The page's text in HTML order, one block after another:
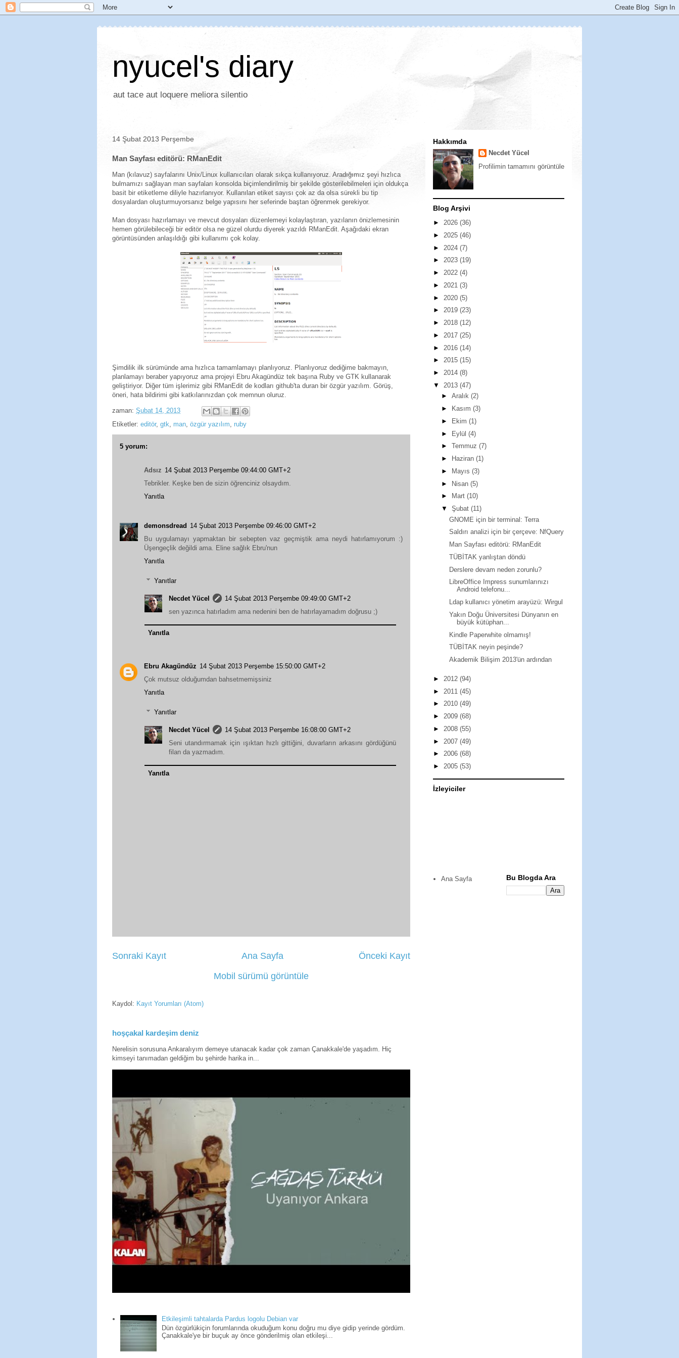
nyucel's diary
aut tace aut loquere meliora silentio
14 Şubat 2013 Perşembe
Man Sayfası editörü: RManEdit
Man (kılavuz) sayfalarını Unix/Linux kullanıcıları olarak sıkça kullanıyoruz. Aradığımız şeyi hızlıca
bulmamızı sağlayan man sayfaları konsolda biçimlendirilmiş bir şekilde gösterilebilmeleri için oldukça
basit bir etiketleme diliyle hazırlanıyor. Kullanılan etiket sayısı çok az da olsa sürekli bu tip
dosyalardan oluşturmuyorsanız belge yapısını her seferinde baştan öğrenmek gerekiyor.
Man dosyası hazırlamayı ve mevcut dosyaları düzenlemeyi kolaylaştıran, yazılanın önizlemesinin
hemen görülebileceği bir editör olsa ne güzel olurdu diyerek yazıldı RManEdit. Aşağıdaki ekran
görüntüsünden anlaşıldığı gibi kullanımı çok kolay.
Şimdilik ilk sürümünde ama hızlıca tamamlamayı planlıyoruz. Planlıyoruz dediğime bakmayın,
planlamayı beraber yapıyoruz ama projeyi Ebru Akagündüz tek başına Ruby ve GTK kullanarak
geliştiriyor. Diğer tüm işlerimiz gibi RManEdit de kodları github'ta duran bir özgür yazılım. Görüş,
öneri, hata bildirimi gibi katkılarınızdan çok memnun oluruz.
zaman: Şubat 14, 2013
Etiketler: editör, gtk, man, özgür yazılım, ruby
5 yorum:
Adsız 14 Şubat 2013 Perşembe 09:44:00 GMT+2
Tebrikler. Keşke ben de sizin öğrenciniz olsaydım.
Yanıtla
demonsdread 14 Şubat 2013 Perşembe 09:46:00 GMT+2
Bu uygulamayı yapmaktan bir sebepten vaz geçmiştik ama neydi hatırlamıyorum :)
Üşengeçlik değildi ama. Eline sağlık Ebru'nun
Yanıtla
Yanıtlar
Necdet Yücel
14 Şubat 2013 Perşembe 09:49:00 GMT+2
sen yazınca hatırladım ama nedenini ben de hatırlayamadım doğrusu ;)
Yanıtla
Ebru Akagündüz 14 Şubat 2013 Perşembe 15:50:00 GMT+2
Çok mutsuz olduğumdan bahsetmemişsiniz
Yanıtla
Yanıtlar
Necdet Yücel
14 Şubat 2013 Perşembe 16:08:00 GMT+2
Seni utandırmamak için ışıktan hızlı gittiğini, duvarların arkasını gördüğünü
filan da yazmadım.
Yanıtla
Sonraki Kayıt Önceki Kayıt
Ana Sayfa
Mobil sürümü görüntüle
Kaydol: Kayıt Yorumları (Atom)
hoşçakal kardeşim deniz
Nerelisin sorusuna Ankaralıyım demeye utanacak kadar çok zaman Çanakkale'de yaşadım. Hiç
kimseyi tanımadan geldiğim bu şehirde harika in...
Etkileşimli tahtalarda Pardus logolu Debian var
Dün özgürlükiçin forumlarında okuduğum konu doğru mu diye gidip yerinde gördüm.
Çanakkale'ye bir buçuk ay önce gönderilmiş olan etkileşi...
Hakkımda
Necdet Yücel
Profilimin tamamını görüntüle
Blog Arşivi
► 2026 (36)
► 2025 (46)
► 2024 (7)
► 2023 (19)
► 2022 (4)
► 2021 (3)
► 2020 (5)
► 2019 (23)
► 2018 (12)
► 2017 (25)
► 2016 (14)
► 2015 (15)
► 2014 (8)
▼ 2013 (47)
► Aralık (2)
►
Kasım (3)
►
Ekim (1)
► Eylül (4)
► Temmuz (7)
►
Haziran (1)
►
Mayıs (3)
► Nisan (5)
►
Mart (10)
▼ Şubat (11)
GNOME için bir terminal: Terra
Saldırı analizi için bir çerçeve: NfQuery
Man Sayfası editörü: RManEdit
TÜBİTAK yanlıştan döndü
Derslere devam neden zorunlu?
LibreOffice Impress sunumlarınızı
Android telefonu...
Ldap kullanıcı yönetim arayüzü: Wirgul
Yakın Doğu Üniversitesi Dünyanın en
büyük kütüphan...
Kindle Paperwhite olmamış!
TÜBİTAK neyin peşinde?
Akademik Bilişim 2013'ün ardından
► 2012 (94)
► 2011 (45)
► 2010 (49)
► 2009 (68)
► 2008 (55)
► 2007 (49)
► 2006 (68)
► 2005 (53)
İzleyiciler
Ana Sayfa Bu Blogda Ara